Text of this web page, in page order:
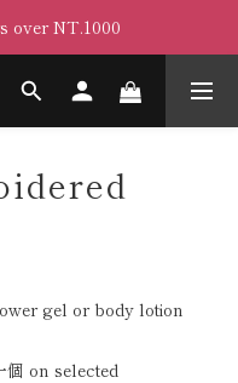
over NT.1000
gel or body lotion
個 on selected